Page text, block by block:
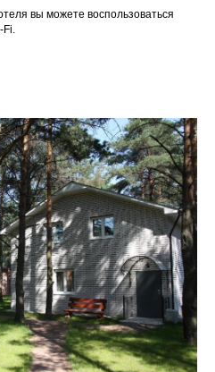
вы можете воспользоваться
Fi.